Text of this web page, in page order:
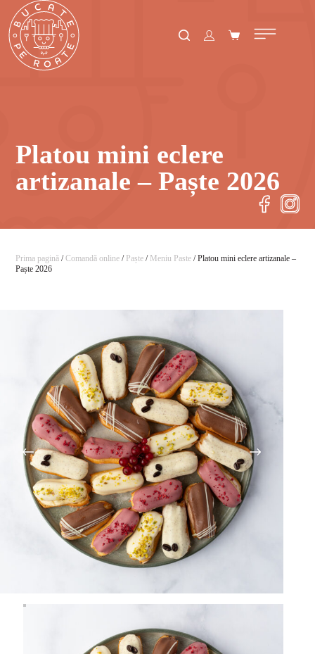
Platou mini eclere
artizanale – Paște 2026
Prima pagină /Comandă online / Paște / Meniu Paste / Platou mini eclere artizanale –
Paște 2026